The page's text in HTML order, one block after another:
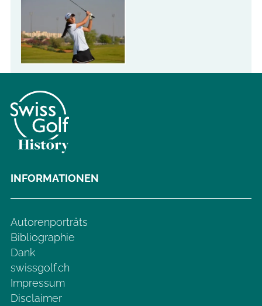
INFORMATIONEN
Autorenporträts
Bibliographie
Dank
swissgolf.ch
Impressum
Disclaimer